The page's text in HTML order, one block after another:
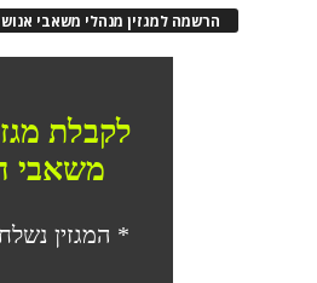
הרשמה למגזין מנהלי משאבי אנוש